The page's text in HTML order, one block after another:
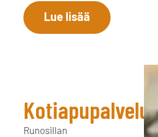
Lue lisää
Kotiapupalvelut
Runosillan